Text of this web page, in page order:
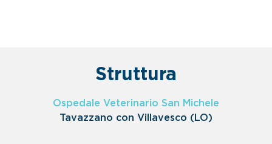
Struttura
Ospedale Veterinario San Michele
Tavazzano con Villavesco (LO)